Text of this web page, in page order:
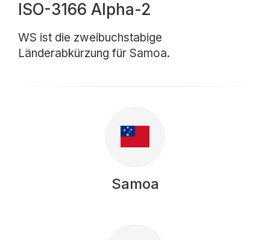
ISO-3166 Alpha-2
WS ist die zweibuchstabige
Länderabkürzung für Samoa.
Samoa